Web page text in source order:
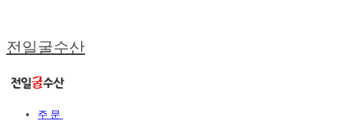
전일굴수산
주문